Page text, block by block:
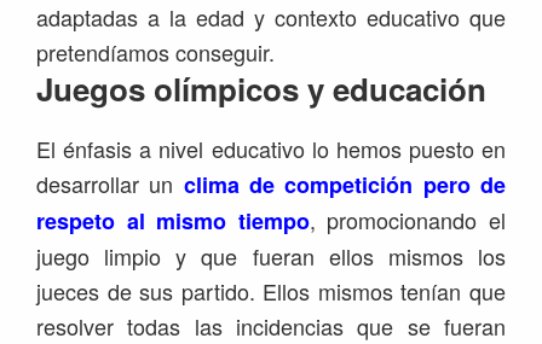
adaptadas a la edad y contexto educativo que
pretendíamos conseguir.
Juegos olímpicos y educación
El énfasis a nivel educativo lo hemos puesto en
desarrollar un clima de competición pero de
respeto al mismo tiempo, promocionando el
juego limpio y que fueran ellos mismos los
jueces de sus partido. Ellos mismos tenían que
resolver todas las incidencias que se fueran